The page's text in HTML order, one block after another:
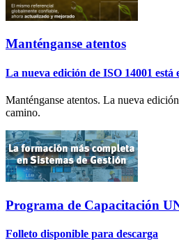
Manténganse atentos
La nueva edición de ISO 14001 está
Manténganse atentos. La nueva
camino.
Programa de Capacitación
Folleto disponible para descarga